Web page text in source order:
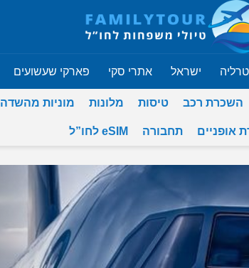
ישראל אתרי סקי פארקי שעשועים
השכרת רכב טיסות מלונות מוניות מהשדה
אופניים תחבורה eSIM לחו”ל